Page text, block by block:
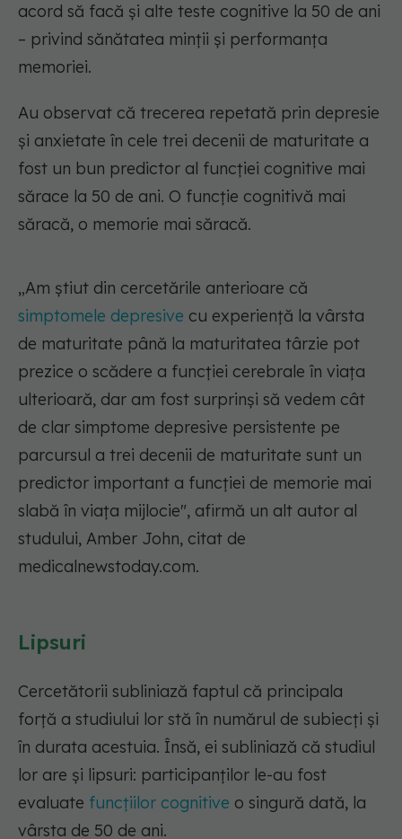
acord să facă și alte teste cognitive la 50 de ani
– privind sănătatea minții și performanța
memoriei.
Au observat că trecerea repetată prin depresie
și anxietate în cele trei decenii de maturitate a
fost un bun predictor al funcției cognitive mai
sărace la 50 de ani. O funcție cognitivă mai
săracă, o memorie mai săracă.
„Am știut din cercetările anterioare că
simptomele depresive cu experiență la vârsta
de maturitate până la maturitatea târzie pot
prezice o scădere a funcției cerebrale în viața
ulterioară, dar am fost surprinși să vedem cât
de clar simptome depresive persistente pe
parcursul a trei decenii de maturitate sunt un
predictor important a funcției de memorie mai
slabă în viața mijlocie", afirmă un alt autor al
studului, Amber John, citat de
medicalnewstoday.com.
Lipsuri
Cercetătorii subliniază faptul că principala
forță a studiului lor stă în numărul de subiecți și
în durata acestuia. Însă, ei subliniază că studiul
lor are și lipsuri: participanților le-au fost
evaluate funcțiilor cognitive o singură dată, la
vârsta de 50 de ani.